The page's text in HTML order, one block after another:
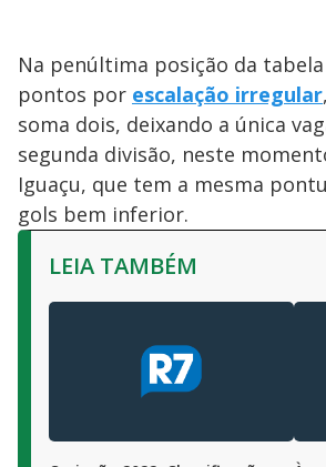
Na penúltima posição da
pontos por escalação irregular
soma dois, deixando a única
segunda divisão, neste
Iguaçu, que tem a mesma
gols bem inferior.
LEIA TAMBÉM